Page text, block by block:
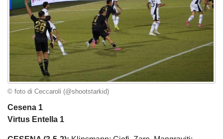
© foto di Ceccaroli (@shootstarkid)
Cesena 1
Virtus Entella 1